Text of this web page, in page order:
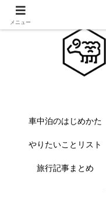
車中泊のはじめかた
やりたいことリスト
旅行記事まとめ
メニュー